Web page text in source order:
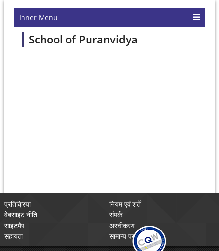
Inner Menu
School of Puranvidya
प्रतिक्रिया
नियम एवं शर्तें
वेबसाइट नीति
संपर्क
साइटमैप
अस्वीकरण
सहायता
सामान्य प्रश्न